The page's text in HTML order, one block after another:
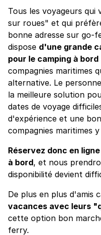
Tous les voyageurs qui
sur roues" et qui
bonne adresse sur
dispose d'une grande
pour le camping à bord
compagnies maritimes
alternative. Le
la meilleure solution
dates de voyage
d'expérience et une
compagnies maritimes
Réservez donc en
à bord, et nous
disponibilité devient
De plus en plus d'amis
vacances avec leurs
cette option bon
ferry.